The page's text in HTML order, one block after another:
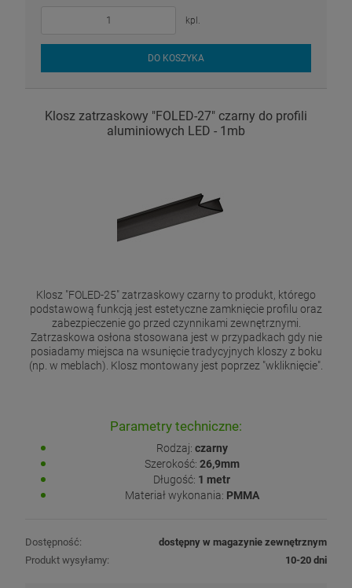
kpl.
DO KOSZYKA
Klosz zatrzaskowy "FOLED-27" czarny do profili
aluminiowych LED - 1mb
Klosz "FOLED-25" zatrzaskowy czarny to produkt, którego
podstawową funkcją jest estetyczne zamknięcie profilu oraz
zabezpieczenie go przed czynnikami zewnętrznymi.
Zatrzaskowa osłona stosowana jest w przypadkach gdy nie
posiadamy miejsca na wsunięcie tradycyjnych kloszy z boku
(np. w meblach). Klosz montowany jest poprzez "wkliknięcie".
Parametry techniczne:
Rodzaj: czarny
Szerokość: 26,9mm
Długość: 1 metr
Materiał wykonania: PMMA
Dostępność:
dostępny w magazynie zewnętrznym
Produkt wysyłamy:
10-20 dni